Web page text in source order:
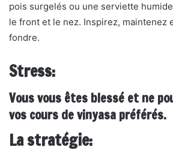
pois surgelés ou une serviette
le front et le nez. Inspirez, maintenez
fondre.
Stress:
Vous vous êtes blessé et ne
vos cours de vinyasa préférés.
La stratégie: